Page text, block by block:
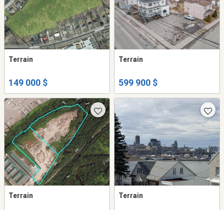
Terrain
149 000 $
Terrain
599 900 $
Terrain Terrain